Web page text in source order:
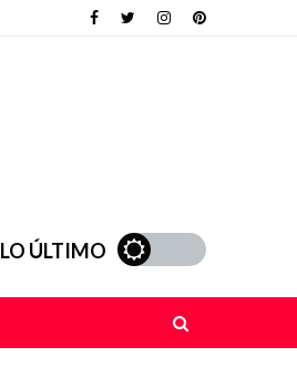
LO ÚLTIMO